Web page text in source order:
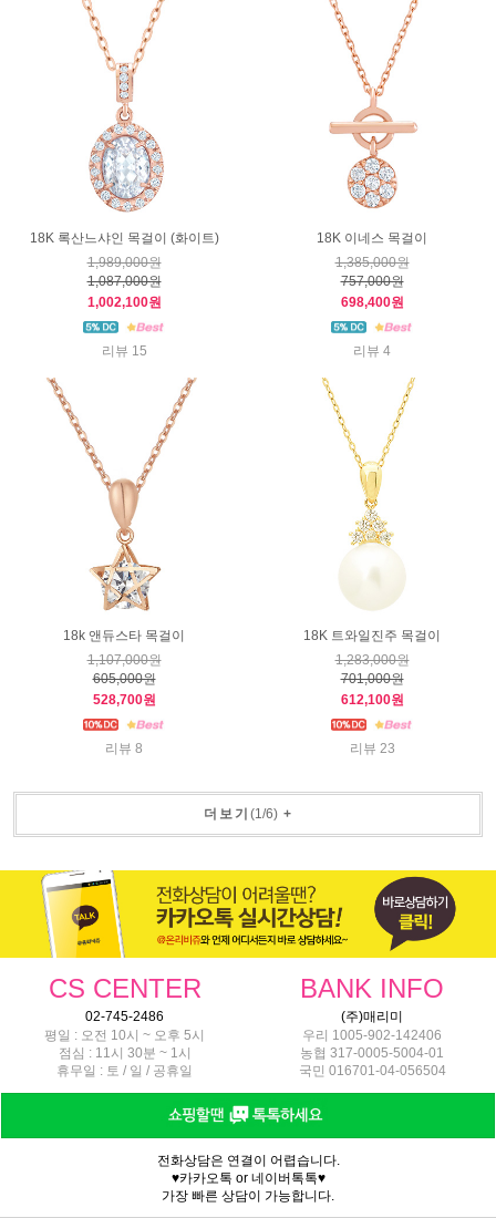
18K 록산느샤인 목걸이 (화이트)
1,989,000원
1,087,000원
1,002,100원
리뷰 15
18K 이네스 목걸이
1,385,000원
757,000원
698,400원
리뷰 4
18k 앤듀스타 목걸이
1,107,000원
605,000원
528,700원
리뷰 8
18K 트와일진주 목걸이
1,283,000원
701,000원
612,100원
리뷰 23
더보기 (1/6)+
CS CENTER BANK INFO
02-745-2486
(주)매리미
평일 : 오전 10시 ~ 오후 5시
점심 : 11시 30분 ~ 1시
휴무일 : 토 / 일 / 공휴일
우리 1005-902-142406
농협 317-0005-5004-01
국민 016701-04-056504
전화상담은 연결이 어렵습니다.
♥카카오톡 or 네이버톡톡♥
가장 빠른 상담이 가능합니다.